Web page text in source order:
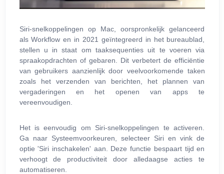
Siri-snelkoppelingen op Mac, oorspronkelijk gelanceerd
als Workflow en in 2021 geïntegreerd in het bureaublad,
stellen u in staat om taaksequenties uit te voeren via
spraakopdrachten of gebaren. Dit verbetert de efficiëntie
van gebruikers aanzienlijk door veelvoorkomende taken
zoals het verzenden van berichten, het plannen van
vergaderingen en het openen van apps te
vereenvoudigen.
Het is eenvoudig om Siri-snelkoppelingen te activeren.
Ga naar Systeemvoorkeuren, selecteer Siri en vink de
optie 'Siri inschakelen' aan. Deze functie bespaart tijd en
verhoogt de productiviteit door alledaagse acties te
automatiseren.